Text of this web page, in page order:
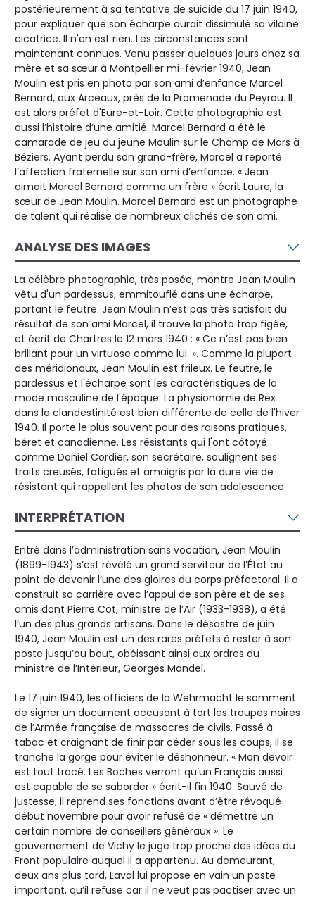
postérieurement à sa tentative de suicide du 17 juin 1940,
pour expliquer que son écharpe aurait dissimulé sa vilaine
cicatrice. Il n'en est rien. Les circonstances sont
maintenant connues. Venu passer quelques jours chez sa
mère et sa sœur à Montpellier mi-février 1940, Jean
Moulin est pris en photo par son ami d’enfance Marcel
Bernard, aux Arceaux, près de la Promenade du Peyrou. Il
est alors préfet d'Eure-et-Loir. Cette photographie est
aussi l’histoire d’une amitié. Marcel Bernard a été le
camarade de jeu du jeune Moulin sur le Champ de Mars à
Béziers. Ayant perdu son grand-frère, Marcel a reporté
l’affection fraternelle sur son ami d’enfance. « Jean
aimait Marcel Bernard comme un frère » écrit Laure, la
sœur de Jean Moulin. Marcel Bernard est un photographe
de talent qui réalise de nombreux clichés de son ami.
ANALYSE DES IMAGES
La célèbre photographie, très posée, montre Jean Moulin
vêtu d'un pardessus, emmitouflé dans une écharpe,
portant le feutre. Jean Moulin n’est pas très satisfait du
résultat de son ami Marcel, il trouve la photo trop figée,
et écrit de Chartres le 12 mars 1940 : « Ce n’est pas bien
brillant pour un virtuose comme lui. ». Comme la plupart
des méridionaux, Jean Moulin est frileux. Le feutre, le
pardessus et l'écharpe sont les caractéristiques de la
mode masculine de l'époque. La physionomie de Rex
dans la clandestinité est bien différente de celle de l'hiver
1940. Il porte le plus souvent pour des raisons pratiques,
béret et canadienne. Les résistants qui l'ont côtoyé
comme Daniel Cordier, son secrétaire, soulignent ses
traits creusés, fatigués et amaigris par la dure vie de
résistant qui rappellent les photos de son adolescence.
INTERPRÉTATION
Entré dans l’administration sans vocation, Jean Moulin
(1899-1943) s’est révélé un grand serviteur de l’État au
point de devenir l’une des gloires du corps préfectoral. Il a
construit sa carrière avec l’appui de son père et de ses
amis dont Pierre Cot, ministre de l’Air (1933-1938), a été
l’un des plus grands artisans. Dans le désastre de juin
1940, Jean Moulin est un des rares préfets à rester à son
poste jusqu’au bout, obéissant ainsi aux ordres du
ministre de l’Intérieur, Georges Mandel.
Le 17 juin 1940, les officiers de la Wehrmacht le somment
de signer un document accusant à tort les troupes noires
de l’Armée française de massacres de civils. Passé à
tabac et craignant de finir par céder sous les coups, il se
tranche la gorge pour éviter le déshonneur. « Mon devoir
est tout tracé. Les Boches verront qu’un Français aussi
est capable de se saborder » écrit-il fin 1940. Sauvé de
justesse, il reprend ses fonctions avant d’être révoqué
début novembre pour avoir refusé de « démettre un
certain nombre de conseillers généraux ». Le
gouvernement de Vichy le juge trop proche des idées du
Front populaire auquel il a appartenu. Au demeurant,
deux ans plus tard, Laval lui propose en vain un poste
important, qu’il refuse car il ne veut pas pactiser avec un